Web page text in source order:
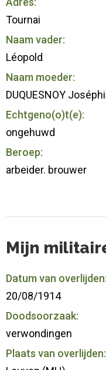
Tournai
Naam vader:
Léopold
Naam moeder:
DUQUESNOY
Echtgeno(o)t(e):
ongehuwd
Beroep:
arbeider. brouwer
Mijn
Datum van overlijden:
20/08/1914
Doodsoorzaak:
verwondingen
Plaats van overlijden: